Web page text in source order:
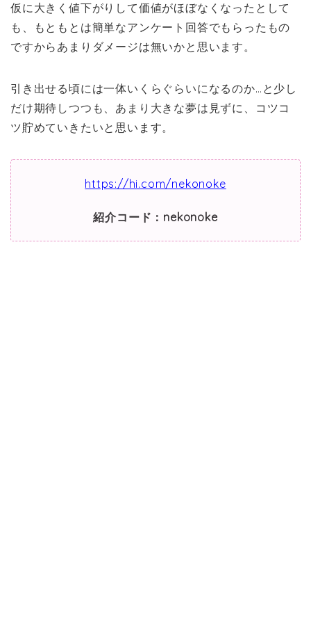
仮に大きく値下がりして価値がほぼなくなったとして
も、もともとは簡単なアンケート回答でもらったもの
ですからあまりダメージは無いかと思います。
引き出せる頃には一体いくらぐらいになるのか…と少し
だけ期待しつつも、あまり大きな夢は見ずに、コツコ
ツ貯めていきたいと思います。
https://hi.com/nekonoke
紹介コード：nekonoke